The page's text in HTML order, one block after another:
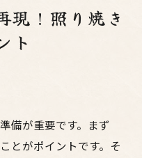
現！照り焼き
ト
備が重要です。まず
とがポイントです。そ